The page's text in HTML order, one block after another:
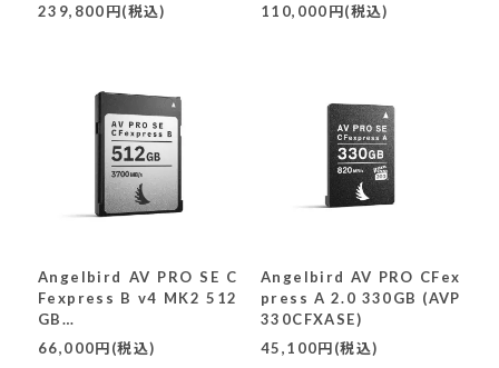
239,800円(税込)
110,000円(税込)
Angelbird AV PRO SE C
Fexpress B v4 MK2 512
GB
(AVP512CFXBSEMK2)
66,000円(税込)
Angelbird AV PRO CFex
press A 2.0 330GB (AVP
330CFXASE)
45,100円(税込)